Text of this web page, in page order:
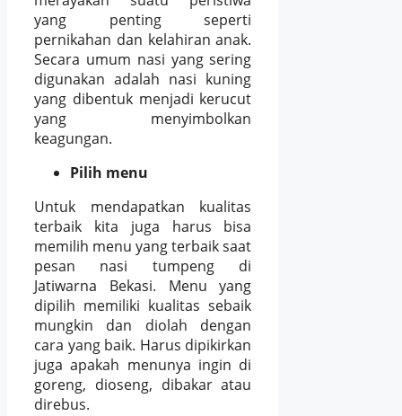
yang penting seperti
pernikahan dan kelahiran anak.
Secara umum nasi yang sering
digunakan adalah nasi kuning
yang dibentuk menjadi kerucut
yang menyimbolkan
keagungan.
Pilih menu
Untuk mendapatkan kualitas
terbaik kita juga harus bisa
memilih menu yang terbaik saat
pesan nasi tumpeng di
Jatiwarna Bekasi. Menu yang
dipilih memiliki kualitas sebaik
mungkin dan diolah dengan
cara yang baik. Harus dipikirkan
juga apakah menunya ingin di
goreng, dioseng, dibakar atau
direbus.